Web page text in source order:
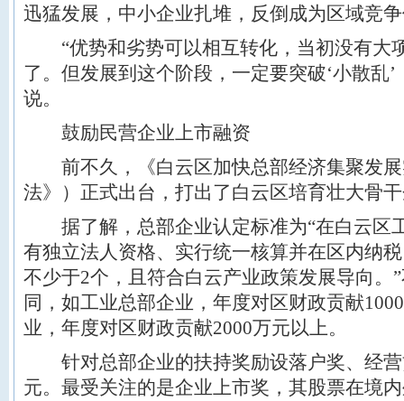
迅猛发展，中小企业扎堆，反倒成为区域竞
“优势和劣势可以相互转化，当初没有大
了。但发展到这个阶段，一定要突破‘小散乱
说。
鼓励民营企业上市融资
前不久，《白云区加快总部经济集聚发展
法》）正式出台，打出了白云区培育壮大骨
据了解，总部企业认定标准为“在白云区
有独立法人资格、实行统一核算并在区内纳
不少于2个，且符合白云产业政策发展导向。
同，如工业总部企业，年度对区财政贡献
业，年度对区财政贡献2000万元以上。
针对总部企业的扶持奖励设落户奖、经营
元。最受关注的是企业上市奖，其股票在境